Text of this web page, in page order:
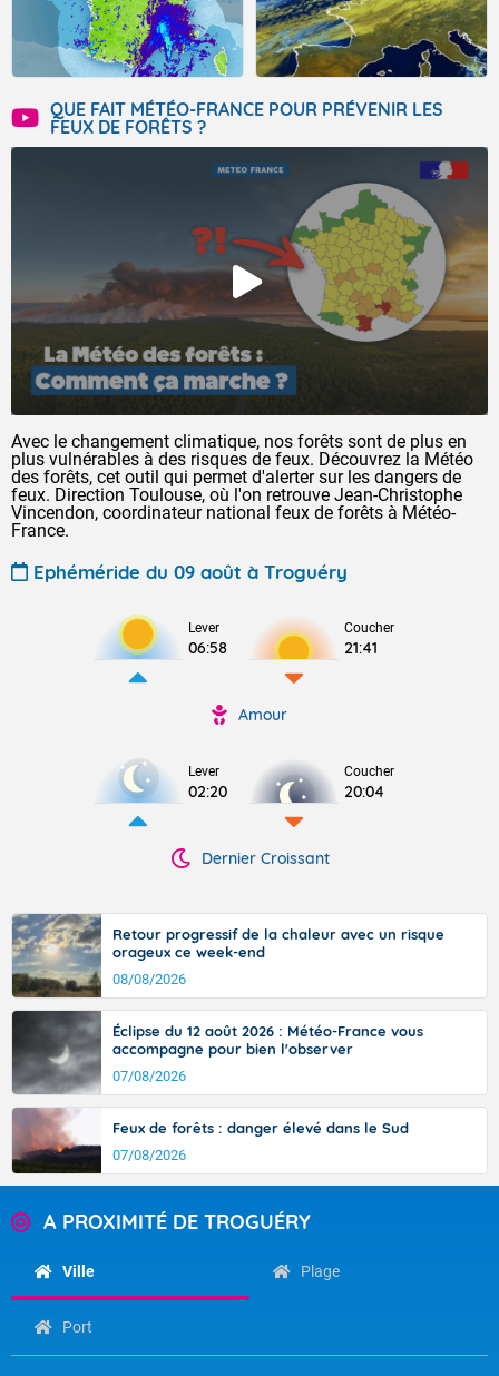
QUE FAIT MÉTÉO-FRANCE POUR PRÉVENIR LES
FEUX DE FORÊTS ?
Avec le changement climatique, nos forêts sont de plus en
plus vulnérables à des risques de feux. Découvrez la Météo
des forêts, cet outil qui permet d'alerter sur les dangers de
feux. Direction Toulouse, où l'on retrouve Jean-Christophe
Vincendon, coordinateur national feux de forêts à Météo-
France.
Ephéméride du 09 août à Troguéry
Lever
06:58
Coucher
21:41
Amour
Lever
02:20
Coucher
20:04
Dernier Croissant
Retour progressif de la chaleur avec un risque
orageux ce week-end
08/08/2026
Éclipse du 12 août 2026 : Météo-France vous
accompagne pour bien l'observer
07/08/2026
Feux de forêts : danger élevé dans le Sud
07/08/2026
A PROXIMITÉ DE TROGUÉRY
Ville Plage
Port